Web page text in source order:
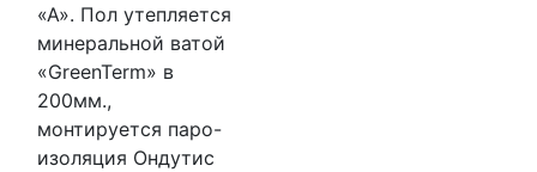
«А». Пол утепляется
минеральной ватой
«GreenTerm» в
200мм.,
монтируется паро-
изоляция Ондутис